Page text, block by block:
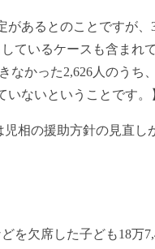
あるとのことですが
ているケースも含まれ
なかった2,626人のう
ないということです。
相の援助方針の見直
を欠席した子ども18